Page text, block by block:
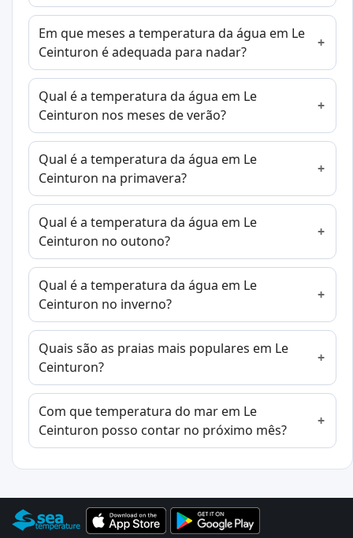
Em que meses a temperatura da água em Le
Ceinturon é adequada para nadar?
Qual é a temperatura da água em Le
Ceinturon nos meses de verão?
Qual é a temperatura da água em Le
Ceinturon na primavera?
Qual é a temperatura da água em Le
Ceinturon no outono?
Qual é a temperatura da água em Le
Ceinturon no inverno?
Quais são as praias mais populares em Le
Ceinturon?
Com que temperatura do mar em Le
Ceinturon posso contar no próximo mês?